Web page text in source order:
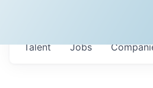
Jobs
Talent